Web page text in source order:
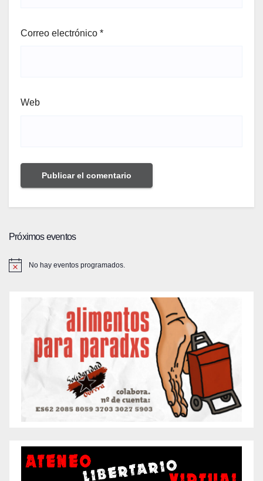
Correo electrónico *
Web
Próximos eventos
No hay eventos programados.